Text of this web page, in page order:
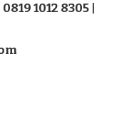
1012 8305 |